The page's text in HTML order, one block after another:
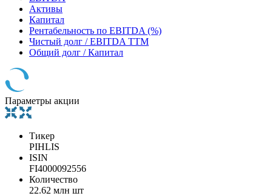
Активы
Капитал
Рентабельность по EBITDA (%)
Чистый долг / EBITDA TTM
Общий долг / Капитал
Параметры акции
Тикер
PIHLIS
ISIN
FI4000092556
Количество
22.62 млн шт